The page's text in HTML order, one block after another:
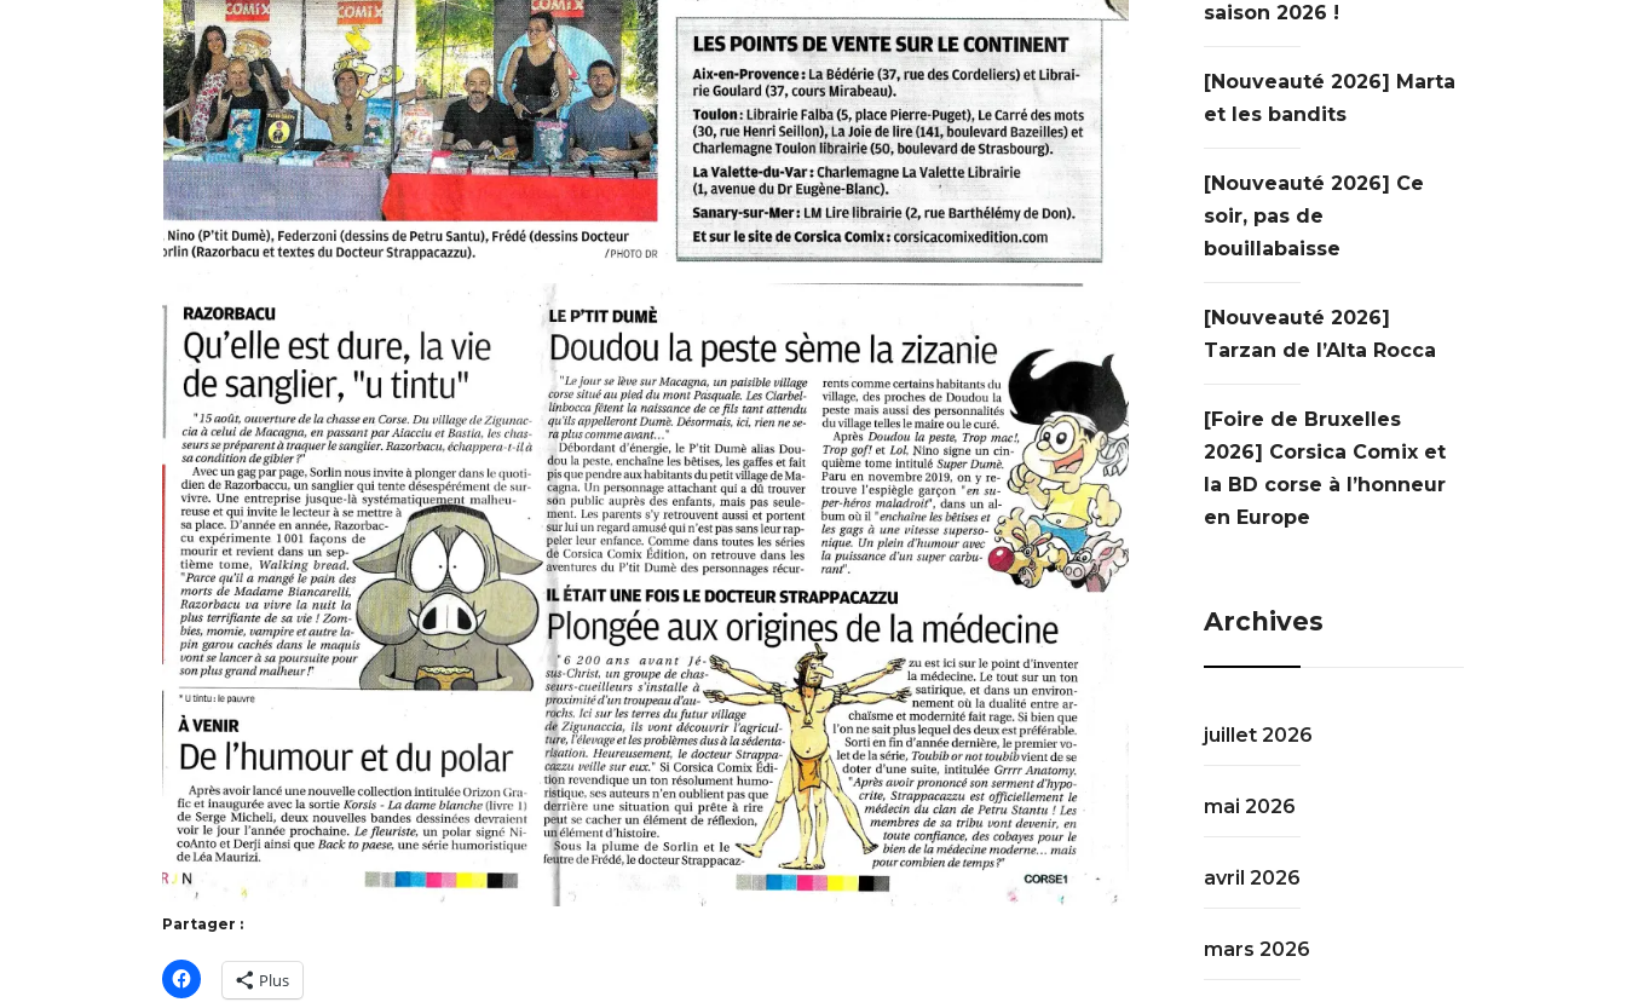
Partager :
Plus
saison 2026 !
[Nouveauté 2026] Marta
et les bandits
[Nouveauté 2026] Ce
soir, pas de
bouillabaisse
[Nouveauté 2026]
Tarzan de l’Alta Rocca
[Foire de Bruxelles
2026] Corsica Comix et
la BD corse à l’honneur
en Europe
Archives
juillet 2026
mai 2026
avril 2026
mars 2026